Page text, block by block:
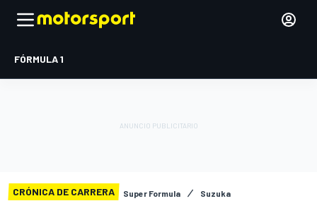
FÓRMULA 1
CRÓNICA DE CARRERA Super Formula Suzuka